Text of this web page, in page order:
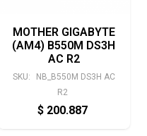
MOTHER GIGABYTE
(AM4) B550M DS3H
AC R2
SKU:
NB_B550M DS3H AC
R2
$ 200.887